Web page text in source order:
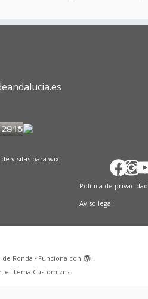
visitas para wix
X
Política de privacidad
Aviso legal
de Ronda · Funciona con
·
el Tema Customizr ·